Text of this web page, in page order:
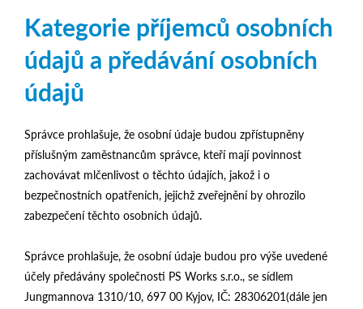
Kategorie příjemců osobních
údajů a předávání osobních
údajů
Správce prohlašuje, že osobní údaje budou zpřístupněny
příslušným zaměstnancům správce, kteří mají povinnost
zachovávat mlčenlivost o těchto údajích, jakož i o
bezpečnostních opatřeních, jejichž zveřejnění by ohrozilo
zabezpečení těchto osobních údajů.
Správce prohlašuje, že osobní údaje budou pro výše uvedené
účely předávány společnosti PS Works s.r.o., se sídlem
Jungmannova 1310/10, 697 00 Kyjov, IČ: 28306201(dále jen